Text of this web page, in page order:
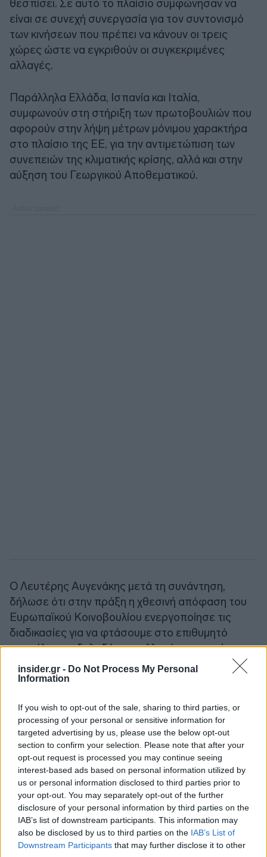
insider.gr - Do Not Process My Personal
Information
If you wish to opt-out of the sale, sharing to third parties, or
processing of your personal or sensitive information for
targeted advertising by us, please use the below opt-out
section to confirm your selection. Please note that after your
opt-out request is processed you may continue seeing
interest-based ads based on personal information utilized by
us or personal information disclosed to third parties prior to
your opt-out. You may separately opt-out of the further
disclosure of your personal information by third parties on the
IAB’s list of downstream participants. This information may
also be disclosed by us to third parties on the IAB’s List of
Downstream Participants that may further disclose it to other
θεσπίσει. Σε αυτό το πλαίσιο συμφώνησαν να
είναι σε συνεχή συνεργασία για τον συντονισμό
των κινήσεων που πρέπει να κάνουν οι τρεις
χώρες ώστε να εγκριθούν οι συγκεκριμένες
αλλαγές.
Παράλληλα Ελλάδα, Ισπανία και Ιταλία,
συμφωνούν στη στήριξη των πρωτοβουλιών που
αφορούν στην λήψη μέτρων μόνιμου χαρακτήρα
στο πλαίσιο της ΕΕ, για την αντιμετώπιση των
συνεπειών της κλιματικής κρίσης, αλλά και στην
αύξηση του Γεωργικού Αποθεματικού.
Ο Λευτέρης Αυγενάκης μετά τη συνάντηση,
δήλωσε ότι στην πράξη η χθεσινή απόφαση του
Ευρωπαϊκού Κοινοβουλίου ενεργοποίησε τις
διαδικασίες για να φτάσουμε στο επιθυμητό
αποτέλεσμα, δηλαδή στις αλλαγές που πρέπει να
γίνουν άμεσα, πριν από τις ευρωεκλογές ή έστω
μέχρι τον Οκτώβριο. Σημείωσε ότι για πρώτη
τον καθοριστικό ρόλο που διαδραματίζει στο
ζήτημα αυτό η ομάδα EUMED-9. «Οι
Μεσογειακές χώρες έχουμε κοινά προβλήματα σε
σύγκριση με τις χώρες του Βορρά, τόνισε και
οφείλουμε να αξιοποιήσουμε κάθε διπλωματικό
μέσον για να ενισχύσουμε περαιτέρω τη
συνεργασία μας, για την προώθηση κοινά
αποδεκτών λύσεων, προς όφελος των αγροτών
μας. Η Ελλάδα σε αυτήν την κατεύθυνση κινείται,
ενεργοποιώντας τον μοχλό της «αγροτικής